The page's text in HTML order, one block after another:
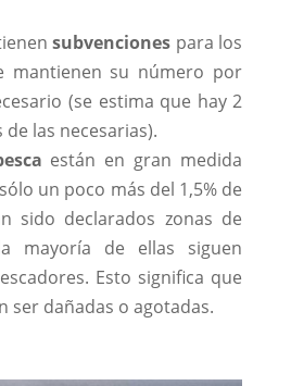
subvenciones para los
mantienen su número por
(se estima que hay 2
las necesarias).
están en gran medida
un poco más del 1,5% de
sido declarados zonas de
mayoría de ellas siguen
Esto significa que
ser dañadas o agotadas.